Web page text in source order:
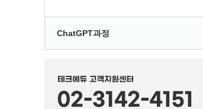
ChatGPT과정